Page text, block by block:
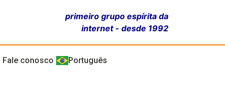
primeiro grupo espírita da
internet - desde 1992
Fale conosco Português